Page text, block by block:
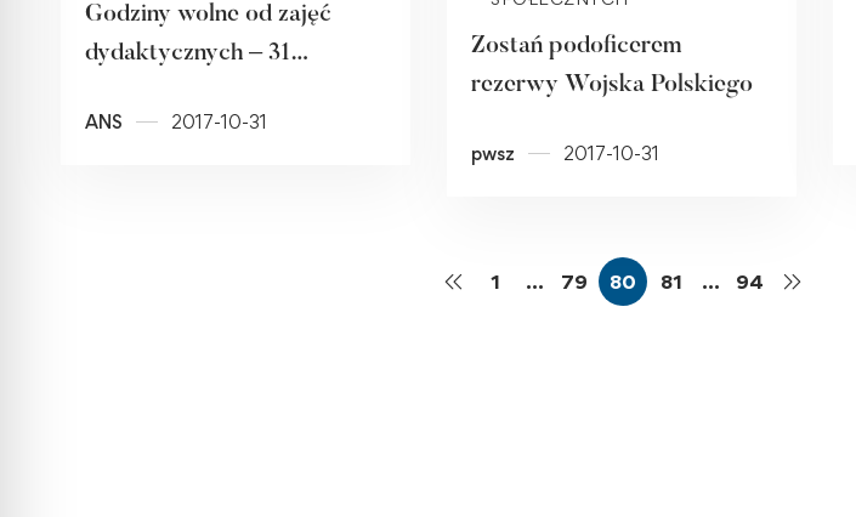
Godziny wolne od zajęć
dydaktycznych – 31
ANS 2017-10-31
Zostań podoficerem
rezerwy Wojska Polskiego
pwsz 2017-10-31
1 … 79 80 81 … 94